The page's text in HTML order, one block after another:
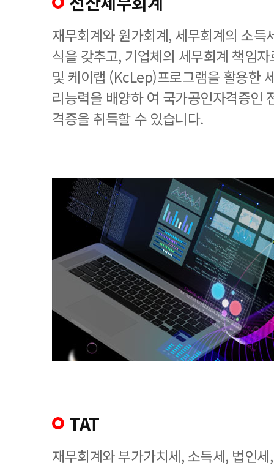
재무회계와 원가회계, 세무회계의 소득
식을 갖추고, 기업체의 세무회계 책임
및 케이랩 (KcLep)프로그램을 활용한
리능력을 배양하 여 국가공인자격증인
격증을 취득할 수 있습니다.
TAT
재무회계와 부가가치세, 소득세, 법인